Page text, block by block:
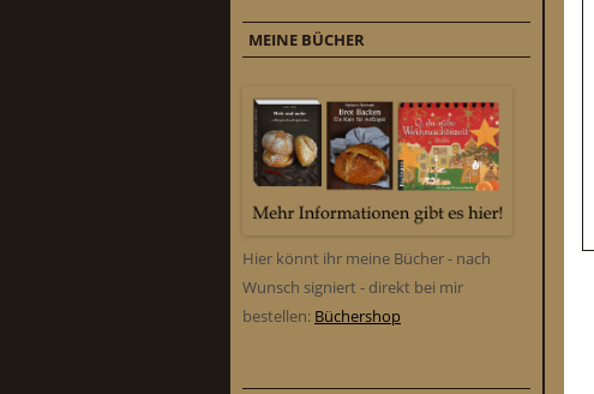
MEINE BÜCHER
Hier könnt ihr meine Bücher - nach
Wunsch signiert - direkt bei mir
bestellen: Büchershop